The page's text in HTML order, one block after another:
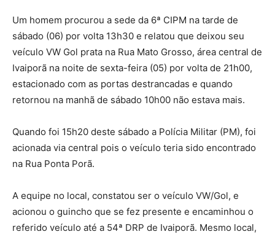
Um homem procurou a sede da 6ª CIPM na tarde de
sábado (06) por volta 13h30 e relatou que deixou seu
veículo VW Gol prata na Rua Mato Grosso, área central de
Ivaiporã na noite de sexta-feira (05) por volta de 21h00,
estacionado com as portas destrancadas e quando
retornou na manhã de sábado 10h00 não estava mais.
Quando foi 15h20 deste sábado a Polícia Militar (PM), foi
acionada via central pois o veículo teria sido encontrado
na Rua Ponta Porã.
A equipe no local, constatou ser o veículo VW/Gol, e
acionou o guincho que se fez presente e encaminhou o
referido veículo até a 54ª DRP de Ivaiporã. Mesmo local,